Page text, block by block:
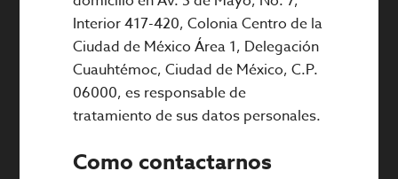
Interior 417-420, Colonia Centro de la
Ciudad de México Área 1, Delegación
Cuauhtémoc, Ciudad de México, C.P.
06000, es responsable de
tratamiento de sus datos personales.
Como contactarnos